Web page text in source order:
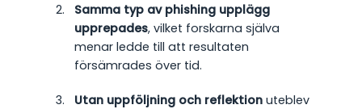
Samma typ av phishing upplägg
upprepades, vilket forskarna själva
menar ledde till att resultaten
försämrades över tid.
Utan uppföljning och reflektion uteblev